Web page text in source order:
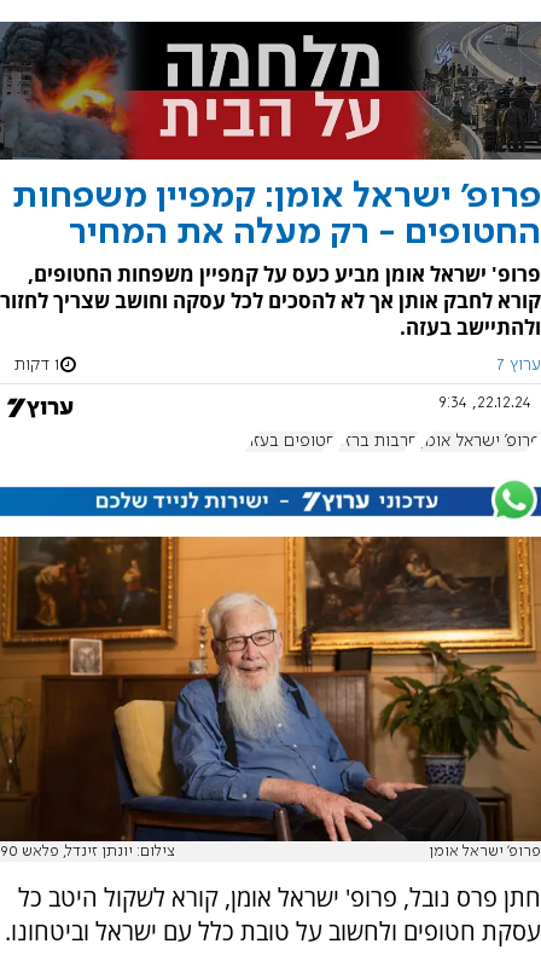
פרופ' ישראל אומן: קמפיין משפחות
החטופים - רק מעלה את המחיר
פרופ' ישראל אומן מביע כעס על קמפיין משפחות החטופים,
קורא לחבק אותן אך לא להסכים לכל עסקה וחושב שצריך לחזור
ולהתיישב בעזה.
ערוץ 7 1 דקות
22.12.24, 9:34
פרופ' ישראל אומן חרבות ברזל חטופים בעזה
פרופ' ישראל אומן צילום: יונתן זינדל, פלאש 90
חתן פרס נובל, פרופ' ישראל אומן, קורא לשקול היטב כל
עסקת חטופים ולחשוב על טובת כלל עם ישראל וביטחונו.